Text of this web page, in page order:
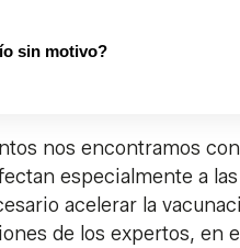
sin motivo?
nos encontramos con
especialmente a
acelerar la
de los expertos, en